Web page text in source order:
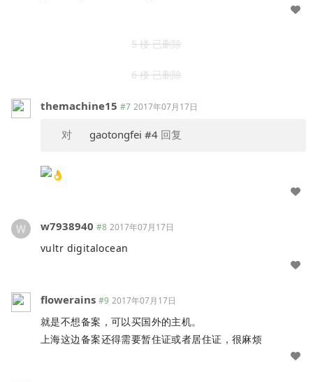
5 楼 已删除
6 楼 已删除
themachine15 #7 2017年07月17日
对 gaotongfei #4 回复
w7938940 #8 2017年07月17日
vultr digitalocean
flowerains #9 2017年07月17日
就是不想备案，可以买国外的主机。
上海这边备案还得需要暂住证或者居住证，很麻烦